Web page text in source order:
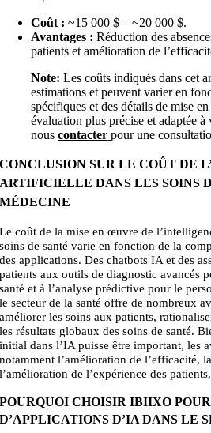
Coût : ~15 000 $ – ~20000 $.
Avantages :Réduction des
patients et amélioration de
Note:Les coûts indiqués dans cet
estimations et peuvent varier en
spécifiques et des détails de mise
évaluation plus précise et adaptée
nouscontacter pour une
CONCLUSION SUR LE COÛT DE
ARTIFICIELLE DANS LES SOINS
MÉDECINE
Le coût de la mise en œuvre de
soins de santé varie en fonction de la
des applications. Des chatbots IA et des
patients aux outils de diagnostic avancés
santé et à l’analyse prédictive pour le
le secteur de la santé offre de nombreux
améliorer les soins aux patients,
les résultats globaux des soins de santé.
initial dans l’IA puisse être important, les
notamment l’amélioration de l’efficacité,
l’amélioration de l’expérience des
POURQUOI CHOISIR IBIIXO
D’APPLICATIONS D’IA DANS LE